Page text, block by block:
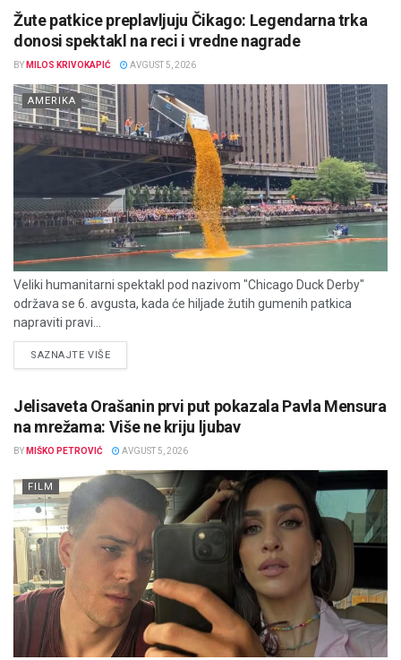
Žute patkice preplavljuju Čikago: Legendarna trka
donosi spektakl na reci i vredne nagrade
BY MILOS KRIVOKAPIĆ AVGUST 5, 2026
AMERIKA
Veliki humanitarni spektakl pod nazivom "Chicago Duck Derby"
održava se 6. avgusta, kada će hiljade žutih gumenih patkica
napraviti pravi...
SAZNAJTE VIŠEDETAILS
Jelisaveta Orašanin prvi put pokazala Pavla Mensura
na mrežama: Više ne kriju ljubav
BY MIŠKO PETROVIĆ AVGUST 5, 2026
FILM